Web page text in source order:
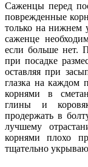
Саженцы перед
поврежденные
только на нижнем
саженце
если больше нет.
при посадке
оставляя при
глазка на каждом
корнями в
глины и
продержать в
лучшему
корнями плохо
тщательно